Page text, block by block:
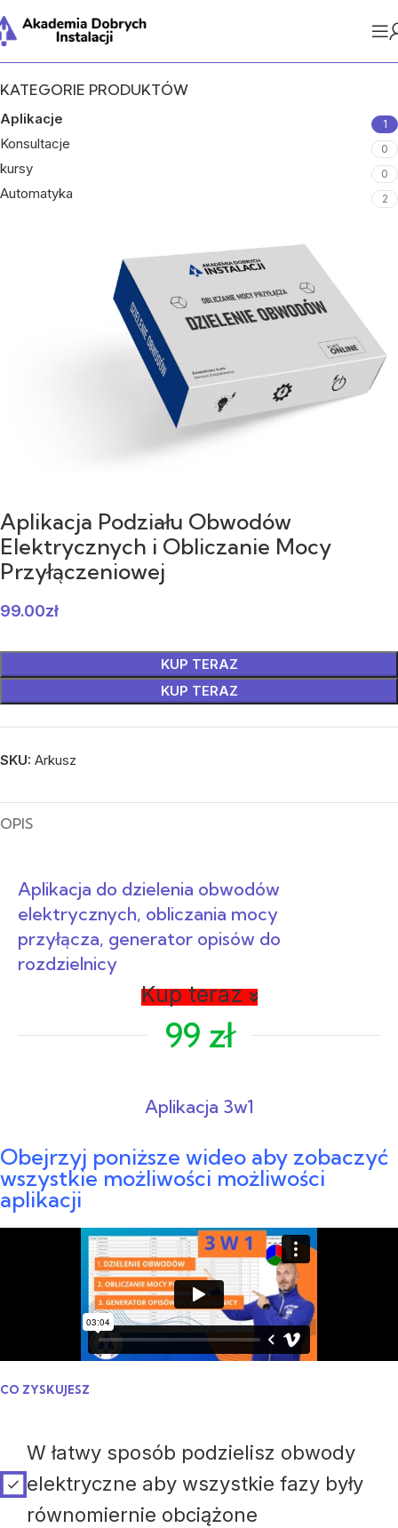
Strona główna Sklep
KATEGORIE PRODUKTÓW
Aplikacje 1
Konsultacje 0
kursy 0
Automatyka 2
Aplikacja Podziału Obwodów
Elektrycznych i Obliczanie Mocy
Przyłączeniowej
99.00zł
KUP TERAZ
KUP TERAZ
SKU: Arkusz
OPIS
Aplikacja do dzielenia obwodów
elektrycznych, obliczania mocy
przyłącza, generator opisów do
rozdzielnicy
Kup teraz
99 zł
Aplikacja 3w1
CO ZYSKUJESZ
W łatwy sposób podzielisz obwody
elektryczne aby wszystkie fazy były
równomiernie obciążone
Obejrzyj poniższe wideo aby zobaczyć
wszystkie możliwości możliwości
aplikacji